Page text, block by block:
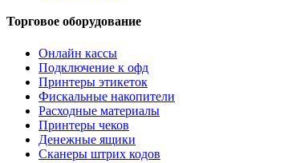
Торговое оборудование
Онлайн кассы
Подключение к офд
Принтеры этикеток
Фискальные накопители
Расходные материалы
Принтеры чеков
Денежные ящики
Сканеры штрих кодов